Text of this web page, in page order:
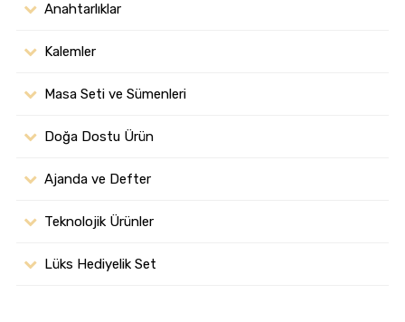
Anahtarlıklar
Kalemler
Masa Seti ve Sümenleri
Doğa Dostu Ürün
Ajanda ve Defter
Teknolojik Ürünler
Lüks Hediyelik Set